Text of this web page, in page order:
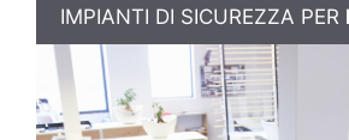
IMPIANTI DI SICUREZZA PER